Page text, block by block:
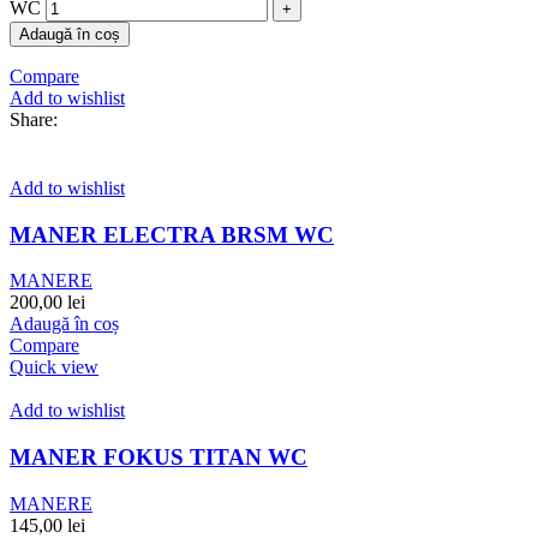
WC
Adaugă în coș
Compare
Add to wishlist
Share:
Add to wishlist
MANER ELECTRA BRSM WC
MANERE
200,00 lei
Adaugă în coș
Compare
Quick view
Add to wishlist
MANER FOKUS TITAN WC
MANERE
145,00 lei